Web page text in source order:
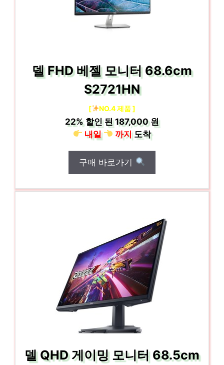
델 FHD 베젤 모니터 68.6cm
S2721HN
[ NO.4 제품 ]
22% 할인 된187,000 원
내일
까지도착
구매 바로가기
델 QHD 게이밍 모니터 68.5cm